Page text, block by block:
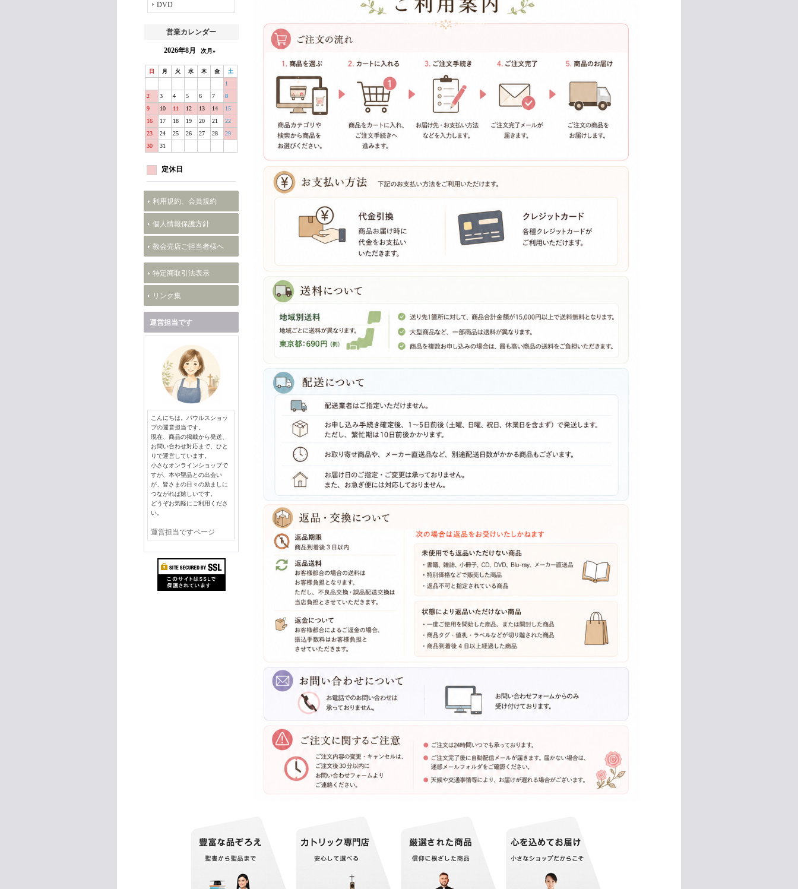
DVD
営業カレンダー
2026年8月 次月»
日 月 火 水 木 金 土
1
2
3 4 5 6 7
8
9
10 11 12 13 14
15
16
17 18 19 20 21
22
23
24 25 26 27 28
29
30
31
定休日
利用規約、会員規約
個人情報保護方針
教会売店ご担当者様へ
特定商取引法表示
リンク集
運営担当です
こんにちは。パウルスショッ
プの運営担当です。
現在、商品の掲載から発送、
お問い合わせ対応まで、ひと
りで運営しています。
小さなオンラインショップで
すが、本や聖品との出会い
が、皆さまの日々の励ましに
つながれば嬉しいです。
どうぞお気軽にご利用くださ
い。
運営担当ですページ